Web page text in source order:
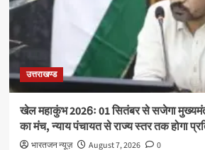
उत्तराखण्ड
खेल महाकुंभ 2026ः 01 सितंबर से सजेगा
का मंच, न्याय पंचायत से राज्य स्तर तक होगा
भारतजन न्यूज़ August 7, 2026 0